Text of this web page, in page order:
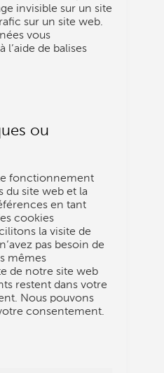
invisible sur un site
sur un site web.
vous
de balises
ou
fonctionnement
du site web et la
en tant
cookies
la visite de
pas besoin de
mêmes
de notre site web
restent dans votre
Nous pouvons
consentement.